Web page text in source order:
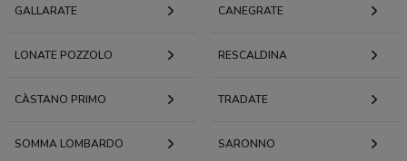
GALLARATE CANEGRATE
LONATE POZZOLO RESCALDINA
CÀSTANO PRIMO TRADATE
SOMMA LOMBARDO SARONNO